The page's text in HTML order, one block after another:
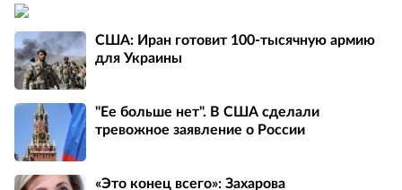
США: Иран готовит 100-тысячную армию
для Украины
"Ее больше нет". В США сделали
тревожное заявление о России
«Это конец всего»: Захарова